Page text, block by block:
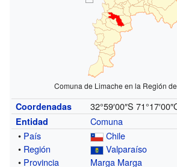
Comuna de Limache en la Región
Coordenadas 32°59′00″S
Entidad
Comuna
• País
Chile
• Región
Valparaíso
• Provincia
Marga Marga